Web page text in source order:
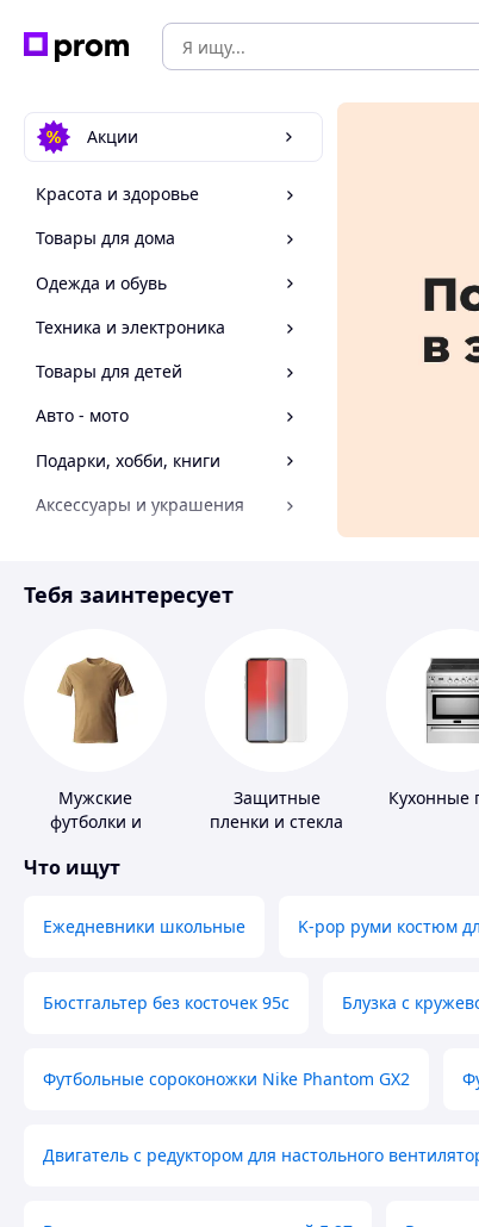
Акции
Красота и здоровье
Товары для дома
Одежда и обувь
Техника и электроника
Товары для детей
Авто - мото
Подарки, хобби, книги
Аксессуары и украшения
Спорт и отдых
Тебя заинтересует
Мужские
футболки и
Защитные
пленки и стекла
Кухонные
Что ищут
Ежедневники школьные K-pop руми костюм
Бюстгальтер без косточек 95с Блузка с
Футбольные сороконожки Nike Phantom GX2
Двигатель с редуктором для настольного